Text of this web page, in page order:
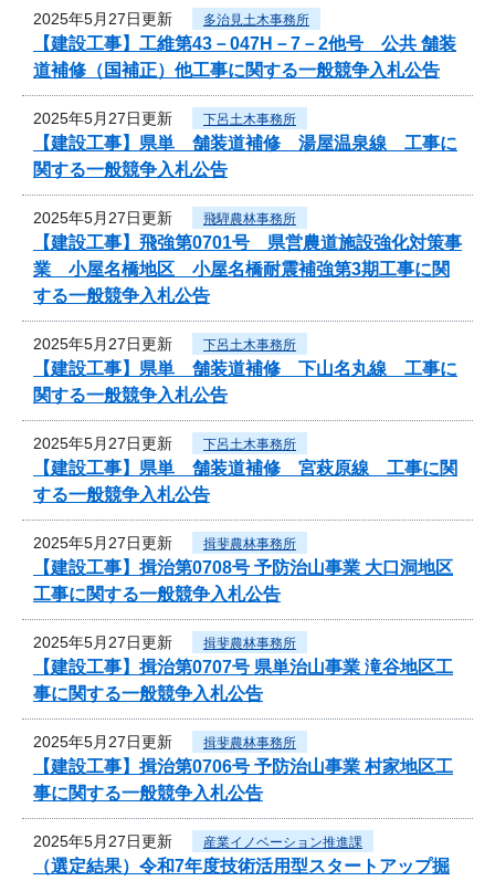
2025年5月27日更新 多治見土木事務所
【建設工事】工維第43－047H－7－2他号 公共 舗装
道補修（国補正）他工事に関する一般競争入札公告
2025年5月27日更新 下呂土木事務所
【建設工事】県単 舗装道補修 湯屋温泉線 工事に
関する一般競争入札公告
2025年5月27日更新 飛騨農林事務所
【建設工事】飛強第0701号 県営農道施設強化対策事
業 小屋名橋地区 小屋名橋耐震補強第3期工事に関
する一般競争入札公告
2025年5月27日更新 下呂土木事務所
【建設工事】県単 舗装道補修 下山名丸線 工事に
関する一般競争入札公告
2025年5月27日更新 下呂土木事務所
【建設工事】県単 舗装道補修 宮萩原線 工事に関
する一般競争入札公告
2025年5月27日更新 揖斐農林事務所
【建設工事】揖治第0708号 予防治山事業 大口洞地区
工事に関する一般競争入札公告
2025年5月27日更新 揖斐農林事務所
【建設工事】揖治第0707号 県単治山事業 滝谷地区工
事に関する一般競争入札公告
2025年5月27日更新 揖斐農林事務所
【建設工事】揖治第0706号 予防治山事業 村家地区工
事に関する一般競争入札公告
2025年5月27日更新 産業イノベーション推進課
（選定結果）令和7年度技術活用型スタートアップ掘